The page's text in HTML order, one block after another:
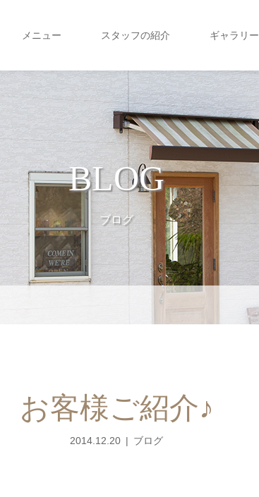
メニュー スタッフの紹介 ギャラリー
BLOG
ブログ
お客様ご紹介♪
2014.12.20 ブログ